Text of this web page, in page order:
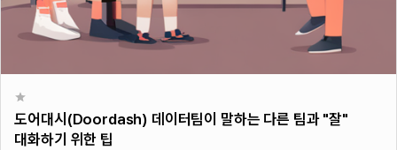
도어대시(Doordash) 데이터팀이 말하는 다른 팀과 "잘"
대화하기 위한 팁